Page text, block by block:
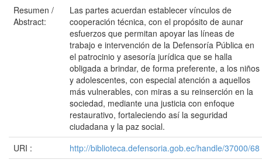
Resumen /
Abstract:
Las partes acuerdan establecer vínculos de
cooperación técnica, con el propósito de aunar
esfuerzos que permitan apoyar las líneas de
trabajo e intervención de la Defensoría Pública en
el patrocinio y asesoría jurídica que se halla
obligada a brindar, de forma preferente, a los niños
y adolescentes, con especial atención a aquellos
más vulnerables, con miras a su reinserción en la
sociedad, mediante una justicia con enfoque
restaurativo, fortaleciendo así la seguridad
ciudadana y la paz social.
URI :
http://biblioteca.defensoria.gob.ec/handle/37000/68